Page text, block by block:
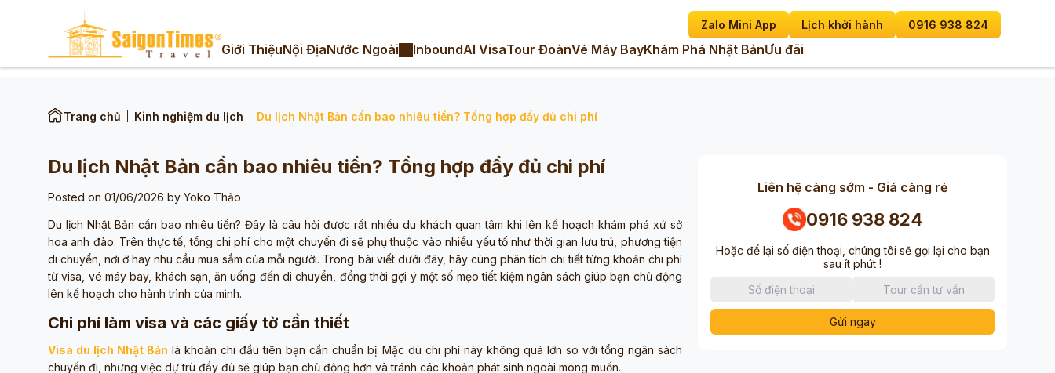
Zalo Mini App Lịch khởi hành 0916 938 824
Giới ThiệuNội ĐịaNước Ngoài InboundAI VisaTour ĐoànVé Máy BayKhám Phá Nhật BảnƯu đãi
Trang chủ Kinh nghiệm du lịch Du lịch Nhật Bản cần bao nhiêu tiền? Tổng hợp đẩy đủ chi phí
Du lịch Nhật Bản cần bao nhiêu tiền? Tổng hợp đẩy đủ chi phí
Posted on 01/06/2026 by Yoko Thảo
Du lịch Nhật Bản cần bao nhiêu tiền? Đây là câu hỏi được rất nhiều du khách quan tâm khi lên kế hoạch khám phá xứ sở
hoa anh đào. Trên thực tế, tổng chi phí cho một chuyến đi sẽ phụ thuộc vào nhiều yếu tố như thời gian lưu trú, phương tiện
di chuyển, nơi ở hay nhu cầu mua sắm của mỗi người. Trong bài viết dưới đây, hãy cùng phân tích chi tiết từng khoản chi phí
từ visa, vé máy bay, khách sạn, ăn uống đến di chuyển, đồng thời gợi ý một số mẹo tiết kiệm ngân sách giúp bạn chủ động
lên kế hoạch cho hành trình của mình.
Chi phí làm visa và các giấy tờ cần thiết
Visa du lịch Nhật Bản là khoản chi đầu tiên bạn cần chuẩn bị. Mặc dù chi phí này không quá lớn so với tổng ngân sách
chuyến đi, nhưng việc dự trù đầy đủ sẽ giúp bạn chủ động hơn và tránh các khoản phát sinh ngoài mong muốn.
Liên hệ càng sớm - Giá càng rẻ
0916 938 824
Hoặc để lại số điện thoại, chúng tôi sẽ gọi lại cho bạn
sau ít phút !
Gửi ngay